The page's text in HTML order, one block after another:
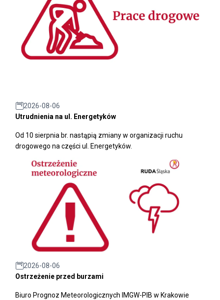
2026-08-06
Utrudnienia na ul. Energetyków
Od 10 sierpnia br. nastąpią zmiany w organizacji ruchu
drogowego na części ul. Energetyków.
2026-08-06
Ostrzeżenie przed burzami
Biuro Prognoz Meteorologicznych IMGW-PIB w Krakowie